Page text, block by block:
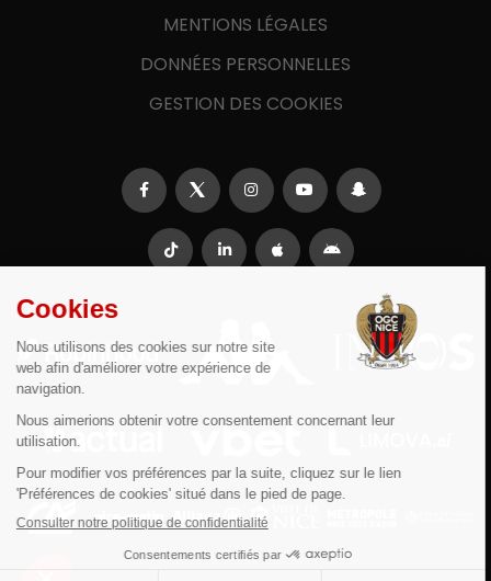
MENTIONS LÉGALES
DONNÉES PERSONNELLES
GESTION DES COOKIES